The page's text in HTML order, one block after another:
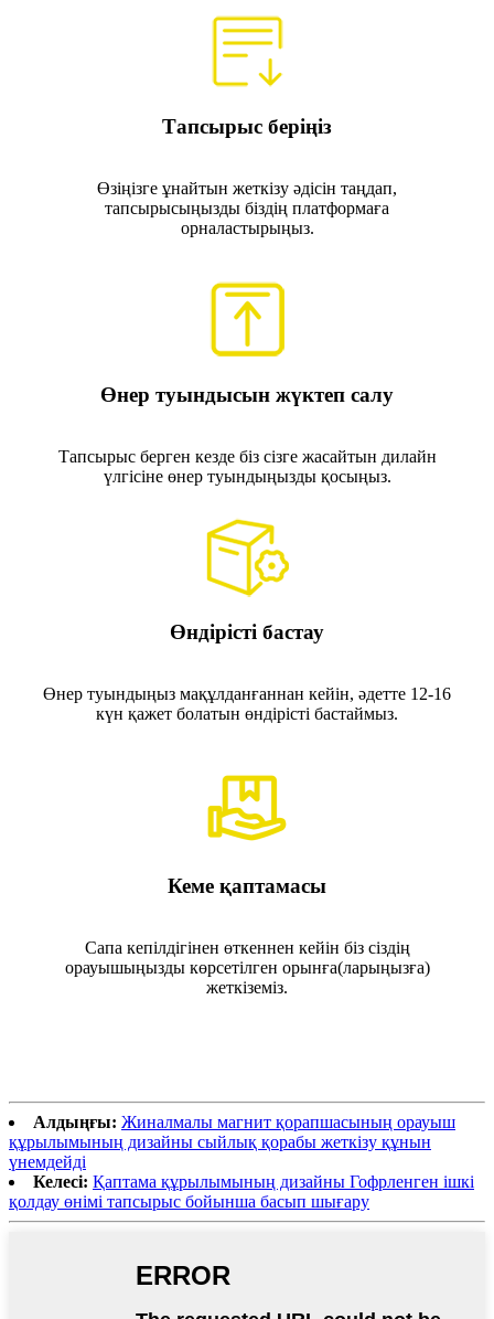
Тапсырыс беріңіз
Өзіңізге ұнайтын жеткізу әдісін таңдап,
тапсырысыңызды біздің платформаға
орналастырыңыз.
Өнер туындысын жүктеп салу
Тапсырыс берген кезде біз сізге жасайтын дилайн
үлгісіне өнер туындыңызды қосыңыз.
Өндірісті бастау
Өнер туындыңыз мақұлданғаннан кейін, әдетте 12-16
күн қажет болатын өндірісті бастаймыз.
Кеме қаптамасы
Сапа кепілдігінен өткеннен кейін біз сіздің
орауышыңызды көрсетілген орынға(ларыңызға)
жеткіземіз.
Алдыңғы: Жиналмалы магнит қорапшасының орауыш
құрылымының дизайны сыйлық қорабы жеткізу құнын
үнемдейді
Келесі: Қаптама құрылымының дизайны Гофрленген ішкі
қолдау өнімі тапсырыс бойынша басып шығару